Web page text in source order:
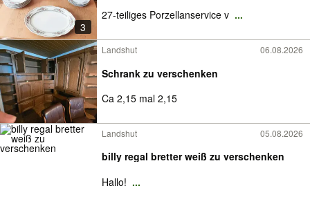
3
27-teiliges Porzellanservice v ...
Landshut 06.08.2026
Schrank zu verschenken
Ca 2,15 mal 2,15
Landshut 05.08.2026
billy regal bretter weiß zu verschenken
Hallo! ...